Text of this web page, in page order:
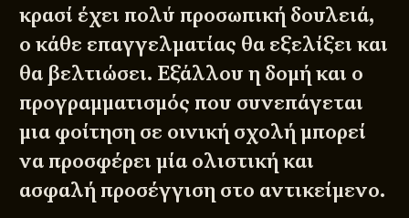
κρασί έχει πολύ προσωπική δουλειά,
ο κάθε επαγγελματίας θα εξελίξει και
θα βελτιώσει. Εξάλλου η δομή και ο
προγραμματισμός που συνεπάγεται
μια φοίτηση σε οινική σχολή μπορεί
να προσφέρει μία ολιστική και
ασφαλή προσέγγιση στο αντικείμενο.